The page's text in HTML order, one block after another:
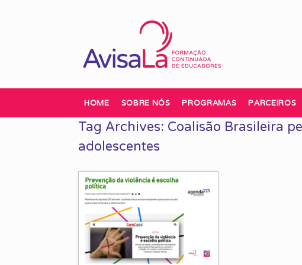
HOME SOBRE NÓS PROGRAMAS PARCEIROS
Tag Archives: Coalisão Brasileira
adolescentes